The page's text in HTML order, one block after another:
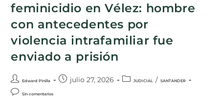
feminicidio en Vélez: hombre
con antecedentes por
violencia intrafamiliar fue
enviado a prisión
Edward Pinilla julio 27, 2026 JUDICIAL / SANTANDER
Sin comentarios